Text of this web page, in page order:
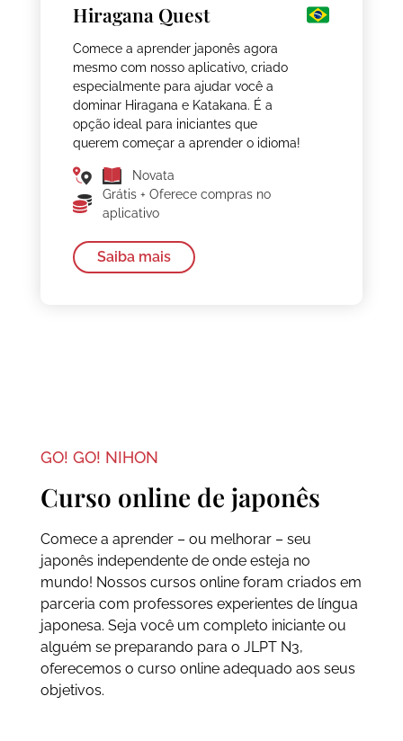
Hiragana Quest
Comece a aprender japonês agora
mesmo com nosso aplicativo, criado
especialmente para ajudar você a
dominar Hiragana e Katakana. É a
opção ideal para iniciantes que
querem começar a aprender o idioma!
Novata
Grátis + Oferece compras no
aplicativo
Saiba mais
GO! GO! NIHON
Curso online de japonês
Comece a aprender – ou melhorar – seu
japonês independente de onde esteja no
mundo! Nossos cursos online foram criados em
parceria com professores experientes de língua
japonesa. Seja você um completo iniciante ou
alguém se preparando para o JLPT N3,
oferecemos o curso online adequado aos seus
objetivos.